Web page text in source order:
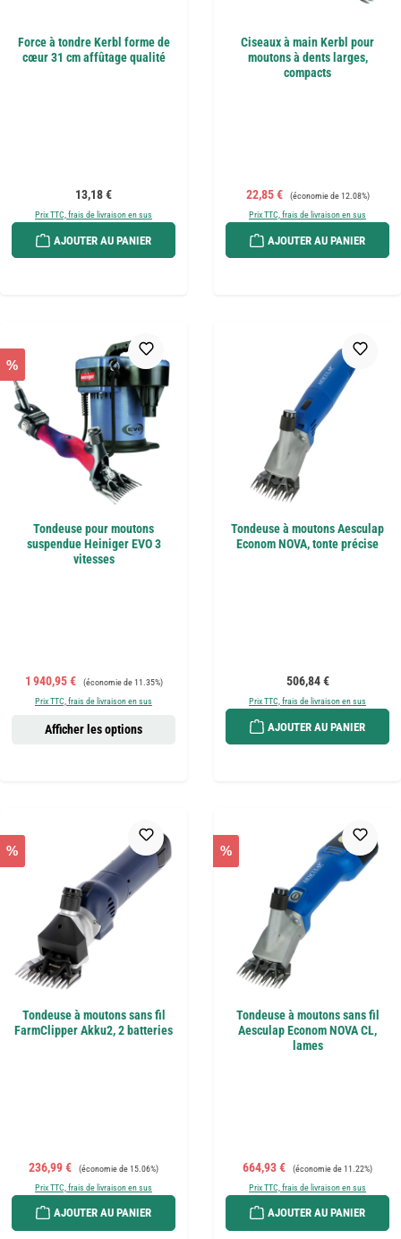
Force à tondre Kerbl forme de
cœur 31 cm affûtage qualité
Prix régulier :
13,18 €
Prix TTC, frais de livraison en sus
AJOUTER AU PANIER
Ciseaux à main Kerbl pour
moutons à dents larges,
compacts
Prix de vente :
22,85 € Prix régulier :
(économie de 12.08%)
Prix TTC, frais de livraison en sus
AJOUTER AU PANIER
%
Tondeuse pour moutons
suspendue Heiniger EVO 3
vitesses
Prix de vente :
1 940,95 € Prix régulier :
(économie de 11.35%)
Prix TTC, frais de livraison en sus
Afficher les options
Tondeuse à moutons Aesculap
Econom NOVA, tonte précise
Prix régulier :
506,84 €
Prix TTC, frais de livraison en sus
AJOUTER AU PANIER
%
Tondeuse à moutons sans fil
FarmClipper Akku2, 2 batteries
Prix de vente :
236,99 € Prix régulier :
(économie de 15.06%)
Prix TTC, frais de livraison en sus
AJOUTER AU PANIER
%
Tondeuse à moutons sans fil
Aesculap Econom NOVA CL,
lames
Prix de vente :
664,93 € Prix régulier :
(économie de 11.22%)
Prix TTC, frais de livraison en sus
AJOUTER AU PANIER